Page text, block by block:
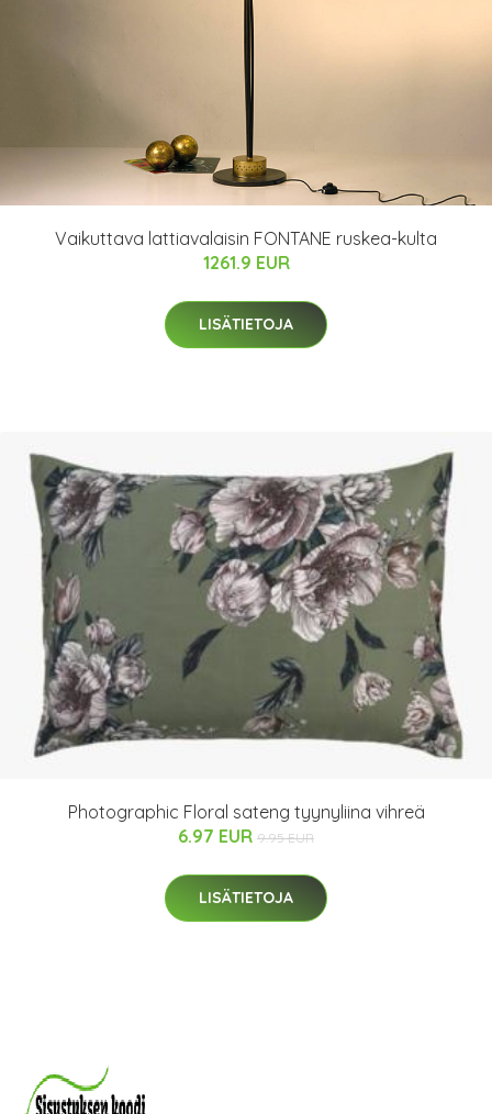
Vaikuttava lattiavalaisin FONTANE ruskea-kulta
1261.9 EUR
LISÄTIETOJA
Photographic Floral sateng tyynyliina vihreä
6.97 EUR 9.95 EUR
LISÄTIETOJA